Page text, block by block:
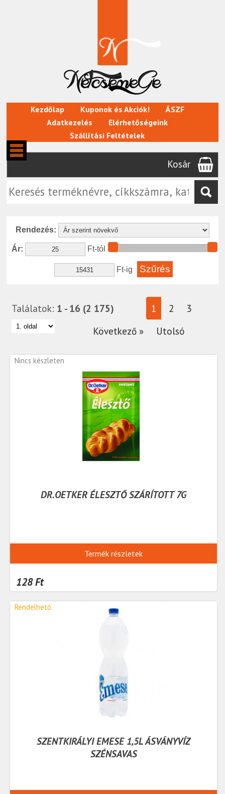
Kezdőlap Kuponok és Akciók!
ÁSZF
Adatkezelés
Elérhetőségeink
Szállítási Feltételek
Kosár
Rendezés:
Ár: Ft-tól
Ft-ig
Találatok: 1 - 16 (2 175) 1 2
3
Következő »
Utolsó
Nincs készleten
DR.OETKER ÉLESZTŐ SZÁRÍTOTT 7G
Termék részletek
128 Ft
Rendelhető
SZENTKIRÁLYI EMESE 1,5L ÁSVÁNYVÍZ
SZÉNSAVAS